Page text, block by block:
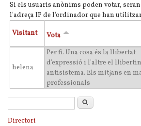
Si els usuaris anònims poden votar,
l'adreça IP de l'ordinador que han
Visitant
Vota
helena
Per fi. Una cosa és la llibertat
d'expressió i l'altre el
antisistema. Els mitjans en
professionals
Formulari de cercaCerca
Directori